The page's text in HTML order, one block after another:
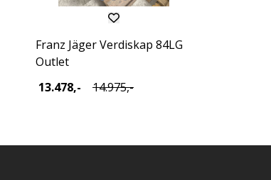
Franz Jäger Verdiskap 84LG
Outlet
13.478,-
14.975,-